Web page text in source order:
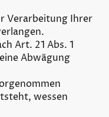
Verarbeitung Ihrer
Art. 21 Abs. 1
Abwägung
wessen